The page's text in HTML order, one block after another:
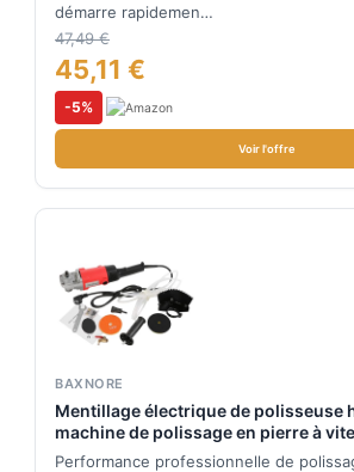
démarre rapidemen…
47,49 €
45,11 €
-5%
Voir l'offre
BAXNORE
Mentillage électrique de polisseuse
machine de polissage en pierre à
avec moulin à eau, outil de granit en
Performance professionnelle de